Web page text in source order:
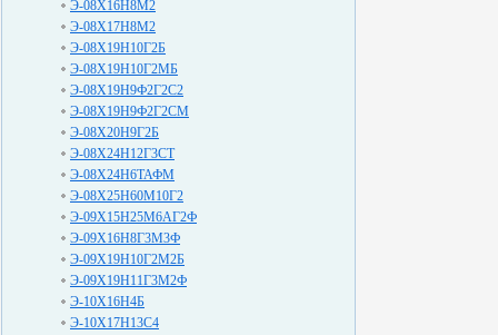
Э-08Х16Н8М2
Э-08Х17Н8М2
Э-08Х19Н10Г2Б
Э-08Х19Н10Г2МБ
Э-08Х19Н9Ф2Г2С2
Э-08Х19Н9Ф2Г2СМ
Э-08Х20Н9Г2Б
Э-08Х24Н12Г3СТ
Э-08Х24Н6ТАФМ
Э-08Х25Н60М10Г2
Э-09Х15Н25М6АГ2Ф
Э-09Х16Н8Г3М3Ф
Э-09Х19Н10Г2М2Б
Э-09Х19Н11Г3М2Ф
Э-10Х16Н4Б
Э-10Х17Н13С4